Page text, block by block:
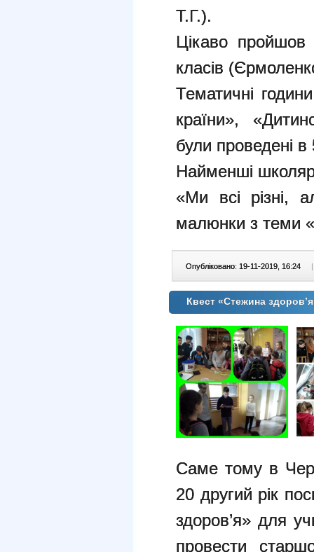
Т.Г.).
Цікаво
класів
Тематичні
країни»,
були проведені
Найменші
«Ми всі різні,
малюнки з теми
Опубліковано: 19-11-2019, 16:24 |
Квест «Стежина
Саме тому в
20 другий рік
здоров’я» для
провести